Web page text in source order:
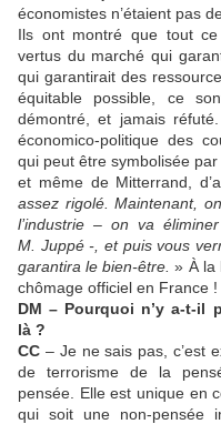
économistes n’étaient pas
Ils ont montré que tout
vertus du marché qui
qui garantirait des
équitable possible, ce
démontré, et jamais
économico-politique des
qui peut être symbolisée
et même de Mitterrand,
assez rigolé. Maintenant,
l’industrie – on va
M. Juppé -, et puis vous
garantira le bien-être. » À la
chômage officiel en France !
DM – Pourquoi n’y a-t-il
là ?
CC – Je ne sais pas, c’est
de terrorisme de la
pensée. Elle est unique en
qui soit une non-pensée